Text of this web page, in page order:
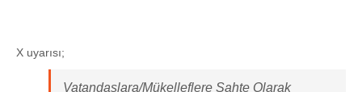
X uyarısı;
Vatandaşlara/Mükelleflere Sahte Olarak